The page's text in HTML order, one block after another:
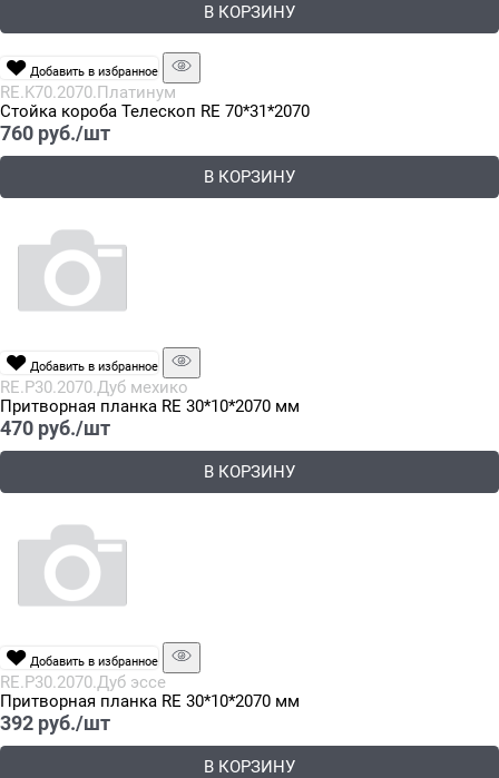
В КОРЗИНУ
Добавить в избранное
RE.K70.2070.Платинум
Стойка короба Телескоп RE 70*31*2070
760 руб./шт
В КОРЗИНУ
Добавить в избранное
RE.P30.2070.Дуб мехико
Притворная планка RE 30*10*2070 мм
470 руб./шт
В КОРЗИНУ
Добавить в избранное
RE.P30.2070.Дуб эссе
Притворная планка RE 30*10*2070 мм
392 руб./шт
В КОРЗИНУ